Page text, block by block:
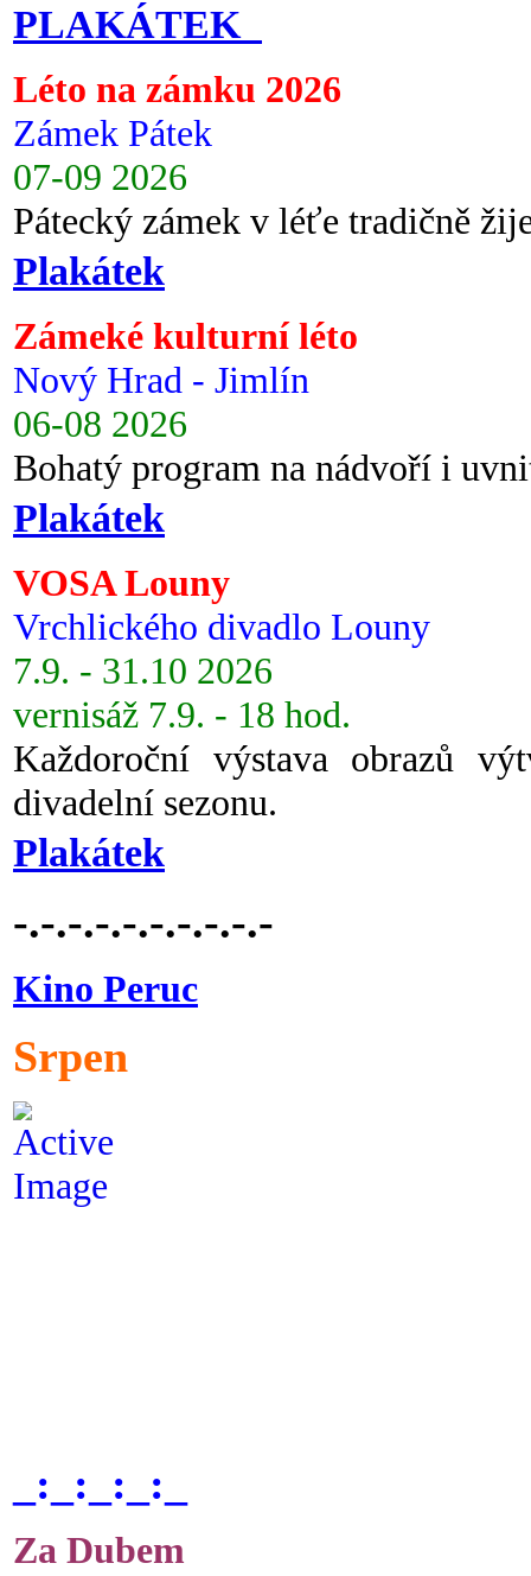
PLAKÁTEK
Léto na zámku 2026
Zámek Pátek
07-09 2026
Pátecký zámek v léťe tradičně
Plakátek
Zámeké kulturní léto
Nový Hrad - Jimlín
06-08 2026
Bohatý program na nádvoří i
Plakátek
VOSA Louny
Vrchlického divadlo Louny
7.9. - 31.10 2026
vernisáž 7.9. - 18 hod.
Každoroční výstava obrazů
divadelní sezonu.
Plakátek
-.-.-.-.-.-.-.-.-.-
Kino Peruc
Srpen
_:_:_:_:_
Za Dubem